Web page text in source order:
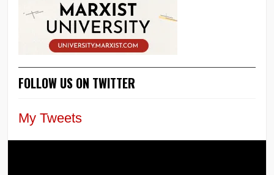
FOLLOW US ON TWITTER
My Tweets